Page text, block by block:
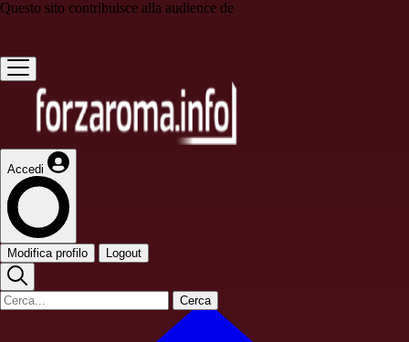
Questo sito contribuisce alla audience de
Accedi
Modifica profilo Logout
Cerca